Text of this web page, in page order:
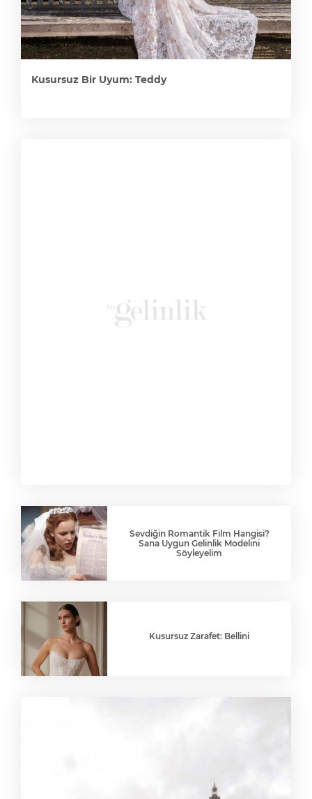
Kusursuz Bir Uyum: Teddy
Sevdiğin Romantik Film Hangisi?
Sana Uygun Gelinlik Modelini
Söyleyelim
Kusursuz Zarafet: Bellini